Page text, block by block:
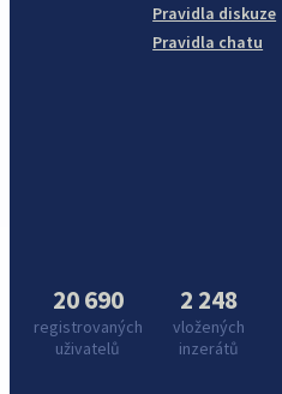
Pravidla diskuze
Pravidla chatu
20 690
registrovaných
uživatelů
2 248
vložených
inzerátů